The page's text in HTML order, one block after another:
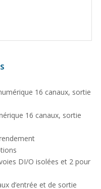
16 canaux, sortie
16 canaux, sortie
DI/O isolées et 2 pour
d’entrée et de sortie